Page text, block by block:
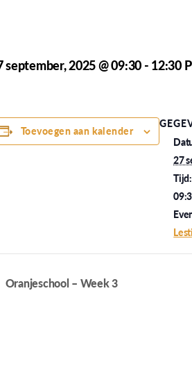
september, 2025 @ 09:30- 12:30
Toevoegen aan kalender
27
Tijd:
Oranjeschool – Week 3